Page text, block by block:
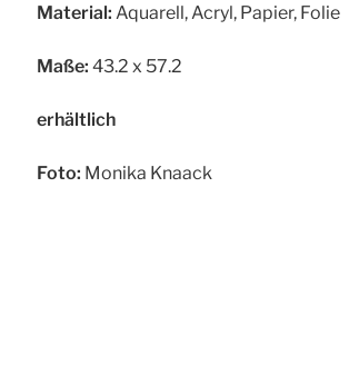
Material: Aquarell, Acryl, Papier, Folie
Maße: 43.2 x 57.2
erhältlich
Foto: Monika Knaack